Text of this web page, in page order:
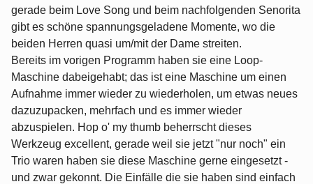
gerade beim Love Song und beim nachfolgenden Senorita
gibt es schöne spannungsgeladene Momente, wo die
beiden Herren quasi um/mit der Dame streiten.
Bereits im vorigen Programm haben sie eine Loop-
Maschine dabeigehabt; das ist eine Maschine um einen
Aufnahme immer wieder zu wiederholen, um etwas neues
dazuzupacken, mehrfach und es immer wieder
abzuspielen. Hop o' my thumb beherrscht dieses
Werkzeug excellent, gerade weil sie jetzt "nur noch" ein
Trio waren haben sie diese Maschine gerne eingesetzt -
und zwar gekonnt. Die Einfälle die sie haben sind einfach